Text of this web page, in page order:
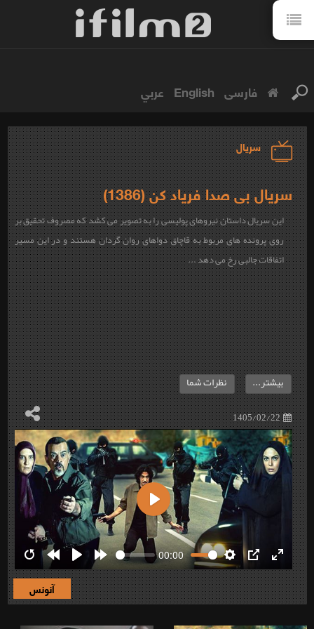
فارسی English عربي
سریال
سریال بی صدا فریاد کن (1386)
این سریال داستان نیروهای پولیسی را به تصویر می کشد که مصروف تحقیق بر
روی پرونده های مربوط به قاچاق دواهای روان گردان هستند و در این مسیر
اتفاقات جالبی رخ می دهد ...
1405/02/22
بیشتر... نظرات شما
RestartRewind
10s
Play Forward
10s
00:00
Settings
PIP Enter
Play
آنونس